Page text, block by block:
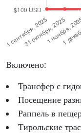
Включено:
Трансфер с
Посещение
Раппель в
Тирольские